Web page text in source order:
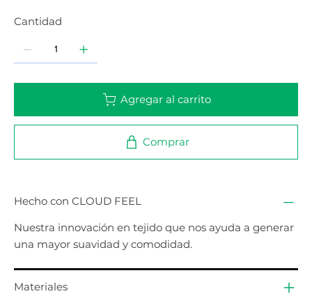
Cantidad
Agregar al carrito
Comprar
Hecho con CLOUD FEEL
Nuestra innovación en tejido que nos ayuda a generar
una mayor suavidad y comodidad.
Materiales